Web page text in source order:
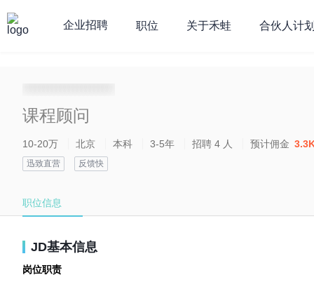
企业招聘 职位 关于禾蛙 合伙人计
课程顾问
10-20万 北京 本科 3-5年 招聘 4 人 预计佣金
迅致直营 反馈快
职位信息
JD基本信息
岗位职责